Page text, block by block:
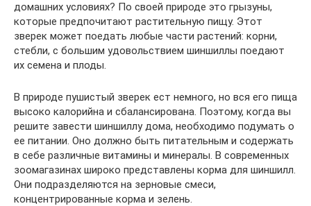
домашних условиях? По своей природе это грызуны,
которые предпочитают растительную пищу. Этот
зверек может поедать любые части растений: корни,
стебли, с большим удовольствием шиншиллы поедают
их семена и плоды.
В природе пушистый зверек ест немного, но вся его пища
высоко калорийна и сбалансирована. Поэтому, когда вы
решите завести шиншиллу дома, необходимо подумать о
ее питании. Оно должно быть питательным и содержать
в себе различные витамины и минералы. В современных
зоомагазинах широко представлены корма для шиншилл.
Они подразделяются на зерновые смеси,
концентрированные корма и зелень.